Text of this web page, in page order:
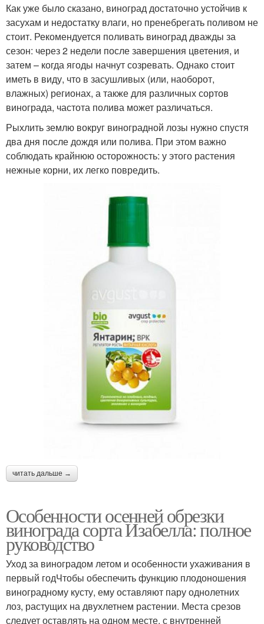
Как уже было сказано, виноград достаточно устойчив к
засухам и недостатку влаги, но пренебрегать поливом не
стоит. Рекомендуется поливать виноград дважды за
сезон: через 2 недели после завершения цветения, и
затем – когда ягоды начнут созревать. Однако стоит
иметь в виду, что в засушливых (или, наоборот,
влажных) регионах, а также для различных сортов
винограда, частота полива может различаться.
Рыхлить землю вокруг виноградной лозы нужно спустя
два дня после дождя или полива. При этом важно
соблюдать крайнюю осторожность: у этого растения
нежные корни, их легко повредить.
читать дальше →
Особенности осенней обрезки
винограда сорта Изабелла: полное
руководство
Уход за виноградом летом и особенности ухаживания в
первый годЧтобы обеспечить функцию плодоношения
виноградному кусту, ему оставляют пару однолетних
лоз, растущих на двухлетнем растении. Места срезов
следует оставлять на одном месте, с внутренней